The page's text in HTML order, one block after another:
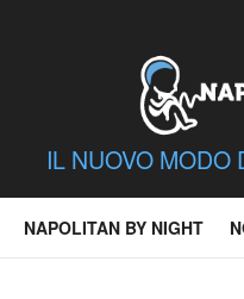
IL NUOVO MODO
NAPOLITAN BY NIGHT